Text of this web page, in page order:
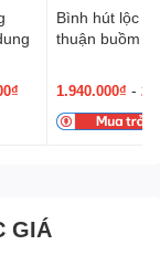
Bình hút lộc
thuận buồm
1.940.000₫ -
GIÁ